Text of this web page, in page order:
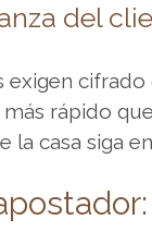
del
rápido
la casa siga